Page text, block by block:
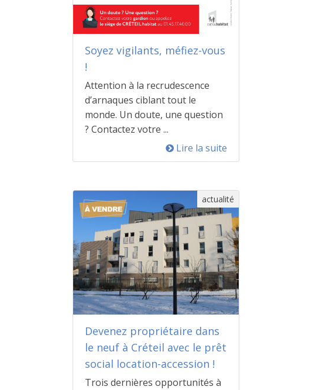
Soyez vigilants, méfiez-vous
!
Attention à la recrudescence
d’arnaques ciblant tout le
monde. Un doute, une question
? Contactez votre ...
Lire la suite
actualité
Devenez propriétaire dans
le neuf à Créteil avec le prêt
social location-accession !
Trois dernières opportunités à